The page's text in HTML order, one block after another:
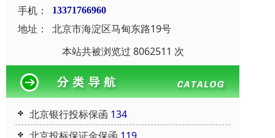
手机：
13371766960
地址：
北京市海淀区马甸东路19号
本站共被浏览过 8062511 次
北京银行投标保函 134